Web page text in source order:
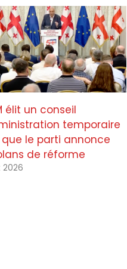
élit un conseil
temporaire
que le parti annonce
de réforme